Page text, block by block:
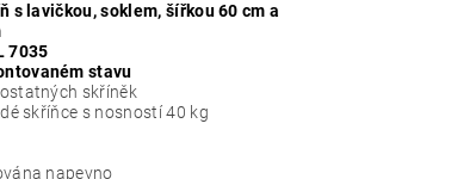
s lavičkou, soklem, šířkou 60 cm a
7035
stavu
skříněk
skříňce s nosností 40 kg
napevno